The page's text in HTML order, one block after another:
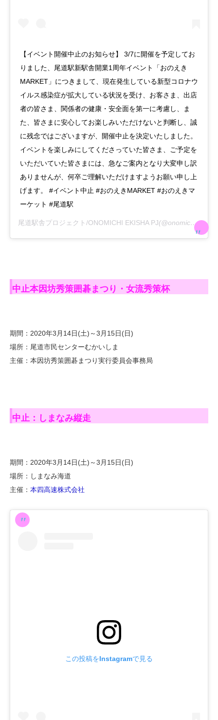
【イベント開催中止のお知らせ】 3/7に開催を予定してお
りました、尾道駅新駅舎開業1周年イベント「おのえき
MARKET」につきまして、現在発生している新型コロナウ
イルス感染症が拡大している状況を受け、お客さま、出店
者の皆さま、関係者の健康・安全面を第一に考慮し、ま
た、皆さまに安心してお楽しみいただけないと判断し、誠
に残念ではございますが、開催中止を決定いたしました。
イベントを楽しみにしてくださっていた皆さま、ご予定を
いただいていた皆さまには、急なご案内となり大変申し訳
ありませんが、何卒ご理解いただけますようお願い申し上
げます。 #イベント中止 #おのえきMARKET #おのえきマ
ーケット #尾道駅
尾道駅舎プロジェクト/ONOMICHI EKISHA PJ(@onomichi_ekisha_pj)がシェアした投稿 –
中止本因坊秀策囲碁まつり・女流秀策杯
期間：2020年3月14日(土)～3月15日(日)
場所：尾道市民センターむかいしま
主催：本因坊秀策囲碁まつり実行委員会事務局
中止：しまなみ縦走
期間：2020年3月14日(土)～3月15日(日)
場所：しまなみ海道
主催： 本四高速株式会社
この投稿をInstagramで見る